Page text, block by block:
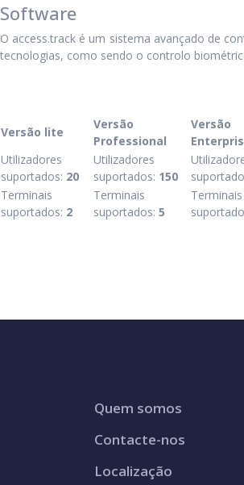
Software
O access.track é um sistema avançado de
tecnologias, como sendo o controlo
Versão lite
Versão
Professional
Versão
Utilizadores
suportados: 20
Utilizadores
suportados: 150
Terminais
suportados: 2
Terminais
suportados: 5
Terminais
Quem somos
Contacte-nos
Localização